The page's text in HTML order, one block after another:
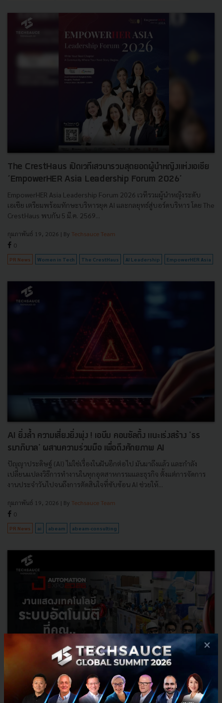
The CrestHaus เปิดเวทีเสวนารวมสุดยอดผู้นำหญิงแห่งเอเชีย
‘EmpowerHER Asia Leadership Forum 2026'
EmpowerHER Asia Leadership Forum 2026 เวทีรวมผู้นำหญิงระดับ
เอเชีย เตรียมพร้อมทักษะบริหารยุค AI และกลยุทธ์สู่บอร์ดบริหาร โดย The
CrestHaus พบกัน 5 มี.ค. 2569...
กุมภาพันธ์ 19, 2026 | By Techsauce Team
0
PR News Women in Tech The CrestHaus AI Leadership EmpowerHER Asia
AI ยิ่งล้ำ ความเสี่ยงยิ่งพุ่ง ! เอบีม คอนซัลติ้ง แนะเร่งสร้าง 'ธร
รมาภิบาล' ผสานความร่วมมือ เพื่อดึงศักยภาพ AI
ปัญญาประดิษฐ์ (AI) ไม่ใช่เรื่องในฝันอีกต่อไป มันมาถึงแล้ว และกำลัง
เปลี่ยนแปลงวิธีการทำงานในทุกอุตสาหกรรมและธุรกิจ ตั้งแต่การจัดการ
งานประจำวันไปจนถึงการตัดสินใจที่ซับซ้อน AI ช่วยให้...
กุมภาพันธ์ 19, 2026 | By Techsauce Team
0
PR News ai abeam abeam-consulting
×